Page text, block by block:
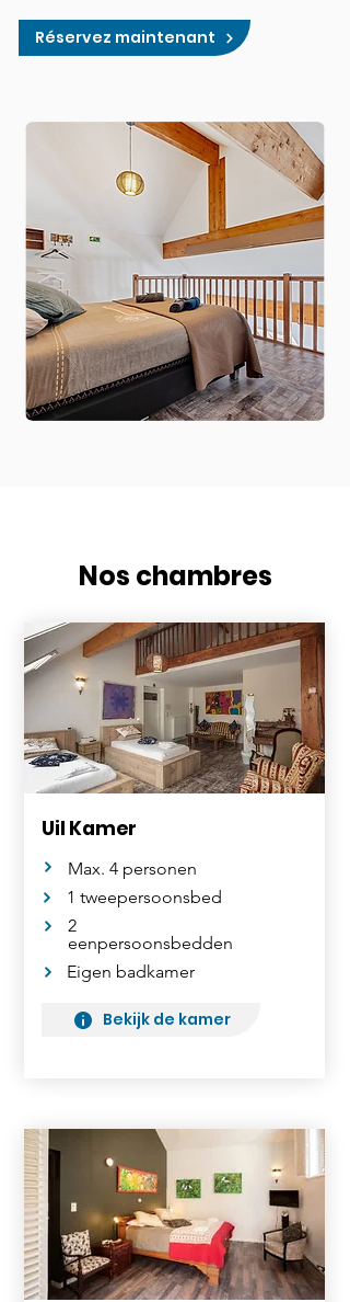
Réservez maintenant
Nos chambres
Uil Kamer
Max. 4 personen
1 tweepersoonsbed
2
eenpersoonsbedden
Eigen badkamer
Bekijk de kamer